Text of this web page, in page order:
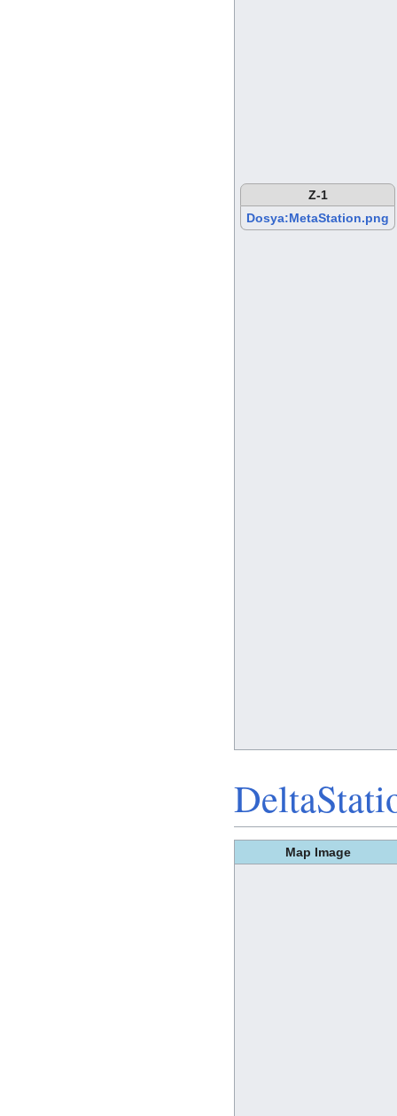
Z-1
Dosya:MetaStation.png
Map Image